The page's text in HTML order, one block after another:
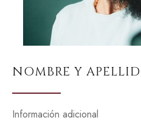
NOMBRE Y
Información adicional